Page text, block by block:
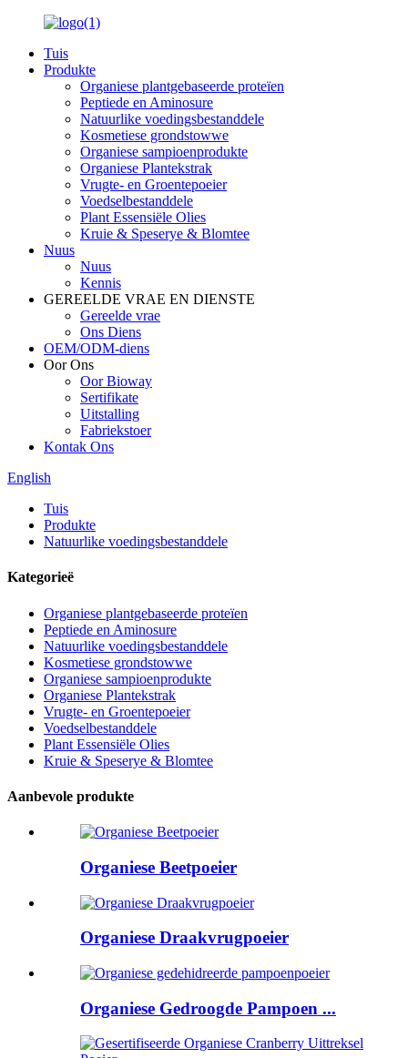
Tuis
Produkte
Organiese plantgebaseerde proteïen
Peptiede en Aminosure
Natuurlike voedingsbestanddele
Kosmetiese grondstowwe
Organiese sampioenprodukte
Organiese Plantekstrak
Vrugte- en Groentepoeier
Voedselbestanddele
Plant Essensiële Olies
Kruie & Speserye & Blomtee
Nuus
Nuus
Kennis
GEREELDE VRAE EN DIENSTE
Gereelde vrae
Ons Diens
OEM/ODM-diens
Oor Ons
Oor Bioway
Sertifikate
Uitstalling
Fabriekstoer
Kontak Ons
English
Tuis
Produkte
Natuurlike voedingsbestanddele
Kategorieë
Organiese plantgebaseerde proteïen
Peptiede en Aminosure
Natuurlike voedingsbestanddele
Kosmetiese grondstowwe
Organiese sampioenprodukte
Organiese Plantekstrak
Vrugte- en Groentepoeier
Voedselbestanddele
Plant Essensiële Olies
Kruie & Speserye & Blomtee
Aanbevole produkte
Organiese Beetpoeier
Organiese Draakvrugpoeier
Organiese Gedroogde Pampoen ...